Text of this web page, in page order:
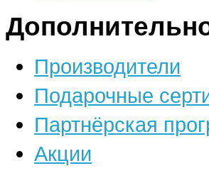
Производители
Подарочные
Партнёрская
Акции